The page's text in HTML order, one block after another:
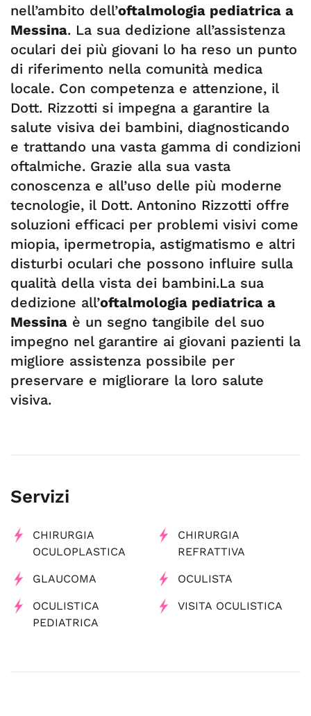
nell’ambito dell’oftalmologia pediatrica a
Messina. La sua dedizione all’assistenza
oculari dei più giovani lo ha reso un punto
di riferimento nella comunità medica
locale. Con competenza e attenzione, il
Dott. Rizzotti si impegna a garantire la
salute visiva dei bambini, diagnosticando
e trattando una vasta gamma di condizioni
oftalmiche. Grazie alla sua vasta
conoscenza e all’uso delle più moderne
tecnologie, il Dott. Antonino Rizzotti offre
soluzioni efficaci per problemi visivi come
miopia, ipermetropia, astigmatismo e altri
disturbi oculari che possono influire sulla
qualità della vista dei bambini.La sua
dedizione all’oftalmologia pediatrica a
Messina è un segno tangibile del suo
impegno nel garantire ai giovani pazienti la
migliore assistenza possibile per
preservare e migliorare la loro salute
visiva.
Servizi
CHIRURGIA
OCULOPLASTICA
CHIRURGIA
REFRATTIVA
GLAUCOMA OCULISTA
OCULISTICA
PEDIATRICA
VISITA OCULISTICA